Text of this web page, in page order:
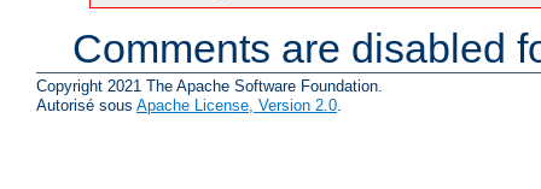
Comments are disabled
Copyright 2021 The Apache Software Foundation.
Autorisé sous Apache License, Version 2.0